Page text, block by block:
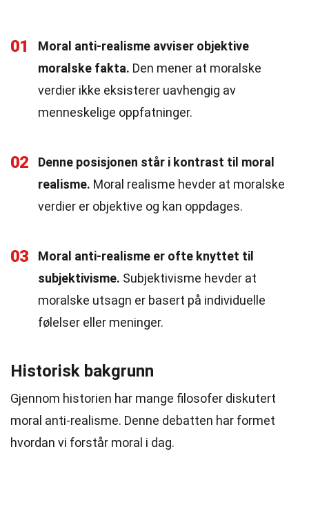
01
Moral anti-realisme avviser objektive
moralske fakta. Den mener at moralske
verdier ikke eksisterer uavhengig av
menneskelige oppfatninger.
02
Denne posisjonen står i kontrast til moral
realisme. Moral realisme hevder at moralske
verdier er objektive og kan oppdages.
03
Moral anti-realisme er ofte knyttet til
subjektivisme. Subjektivisme hevder at
moralske utsagn er basert på individuelle
følelser eller meninger.
Historisk bakgrunn
Gjennom historien har mange filosofer diskutert
moral anti-realisme. Denne debatten har formet
hvordan vi forstår moral i dag.